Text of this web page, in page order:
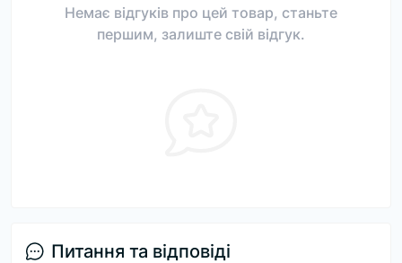
Немає відгуків про цей товар, станьте
першим, залиште свій відгук.
Питання та відповіді